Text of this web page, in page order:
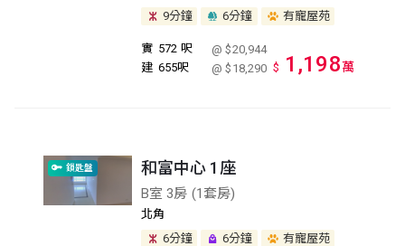
9分鐘
6分鐘 有寵屋苑
實 572 呎
@ $20,944
建 655呎 @ $18,290 $ 1,198萬
鎖匙盤 和富中心 1座
B室 3房 (1套房)
北角
6分鐘
6分鐘 有寵屋苑